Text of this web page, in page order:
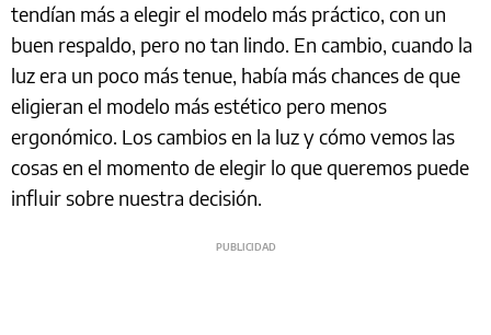
tendían más a elegir el modelo más práctico, con un
buen respaldo, pero no tan lindo. En cambio, cuando la
luz era un poco más tenue, había más chances de que
eligieran el modelo más estético pero menos
ergonómico. Los cambios en la luz y cómo vemos las
cosas en el momento de elegir lo que queremos puede
influir sobre nuestra decisión.